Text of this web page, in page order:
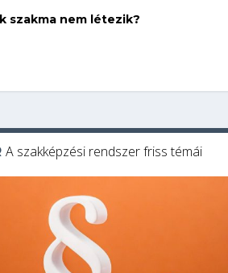
szakma nem létezik?
A szakképzési rendszer friss témái